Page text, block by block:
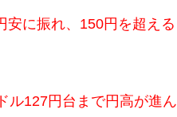
安に振れ、150円を超える
ル127円台まで円高が進ん